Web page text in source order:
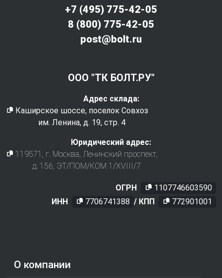
О компании
+7 (495) 775-42-05
8 (800) 775-42-05
post@bolt.ru
ООО "ТК БОЛТ.РУ"
Адрес склада:
Каширское шоссе, поселок Совхоз
им. Ленина, д. 19, стр. 4
Юридический адрес:
119571
, г. Москва Ленинский проспект,
д. 156, ЭТ/ПОМ/КОМ 1/XVIII/7
ОГРН
1107746603590
ИНН
7706741388 / КПП 772901001